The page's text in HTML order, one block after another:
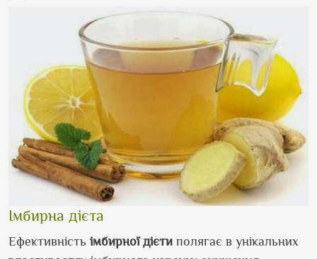
Імбирна дієта
Ефективність імбирної дієти полягає в унікальних